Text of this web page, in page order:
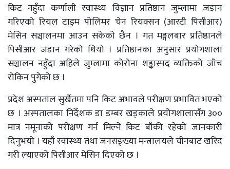
किट नहुँदा कर्णाली स्वास्थ्य विज्ञान प्रतिष्ठान जुम्लामा जडान
गरिएको रियल टाइम पोलिमर चेन रियक्सन (आरटी पिसीआर)
मेसिन सञ्चालनमा आउन सकेको छैन । गत मङ्गलबार प्रतिष्ठानले
पिसीआर जडान गरेको थियो । प्रतिष्ठानका अनुसार प्रयोगशाला
सञ्चालन नहुँदा अहिले जुम्लामा कोरोना शङ्कास्पद व्यक्तिको जाँच
रोकिन पुगेको छ ।
प्रदेश अस्पताल सुर्खेतमा पनि किट अभावले परीक्षण प्रभावित भएको
छ । अस्पतालका निर्देशक डा डम्बर खड्काले प्रयोगशालासँग ३००
मात्र नमूनाको परीक्षण गर्न मिल्ने किट बाँकी रहेको जानकारी
दिनुभयो । यहाँ स्वास्थ्य तथा जनसङ्ख्या मन्त्रालयले चीनबाट खरिद
गरी ल्याएको पिसीआर मेसिन दिएको छ ।